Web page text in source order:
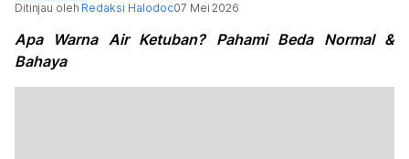
Ditinjau oleh Redaksi Halodoc07 Mei 2026
Apa Warna Air Ketuban? Pahami Beda Normal &
Bahaya